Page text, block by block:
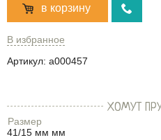
в корзину
В избранное
Артикул: a000457
ХОМУТ
Размер
41/15 мм мм